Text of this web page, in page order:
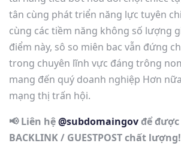
tân cùng phát triển năng lực tuyên
cùng các tiềm năng không số lượng
điểm này, sô so miên bac vẫn đứng
trong chuyên lĩnh vực đáng trông
mang đến quý doanh nghiệp Hơn
mạng thị trấn hội.
📢 Liên hệ@subdomaingovđể
BACKLINK / GUESTPOST chất lượng!